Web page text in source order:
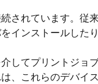
されています。従
インストールした
してプリントジョ
、これらのデバ